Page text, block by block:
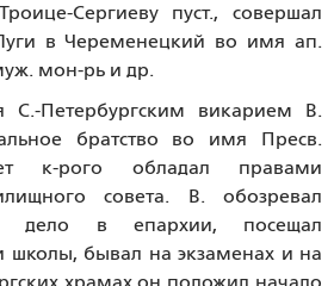
Сергиеву пуст., совершал
в Череменецкий во имя ап.
мон-рь и др.
С.-Петербургским викарием В.
братство во имя Пресв.
к-рого обладал правами
совета. В. обозревал
дело в епархии, посещал
школы, бывал на экзаменах и на